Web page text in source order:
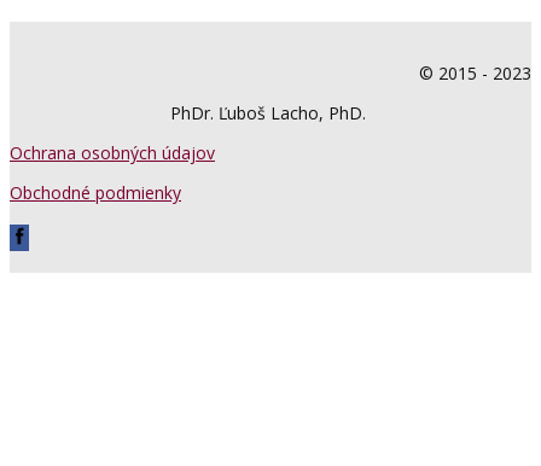
© 2015 - 2023
PhDr. Ľuboš Lacho, PhD.
Ochrana osobných údajov
Obchodné podmienky